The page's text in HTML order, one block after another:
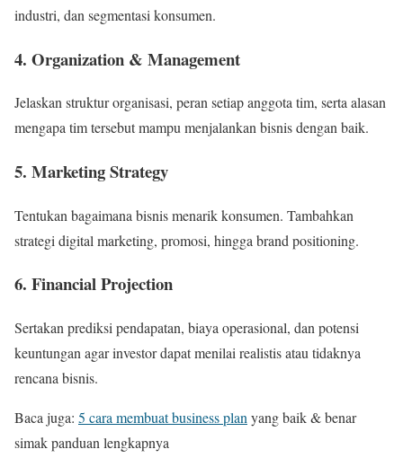
industri, dan segmentasi konsumen.
4. Organization & Management
Jelaskan struktur organisasi, peran setiap anggota tim, serta alasan
mengapa tim tersebut mampu menjalankan bisnis dengan baik.
5. Marketing Strategy
Tentukan bagaimana bisnis menarik konsumen. Tambahkan
strategi digital marketing, promosi, hingga brand positioning.
6. Financial Projection
Sertakan prediksi pendapatan, biaya operasional, dan potensi
keuntungan agar investor dapat menilai realistis atau tidaknya
rencana bisnis.
Baca juga: 5 cara membuat business plan yang baik & benar
simak panduan lengkapnya